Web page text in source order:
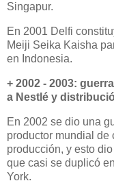
Singapur.
En 2001 Delfi
Meiji Seika Kaisha
en Indonesia.
+ 2002 - 2003:
a Nestlé y
En 2002 se dio una
productor mundial de
producción, y esto
que casi se duplicó
York.